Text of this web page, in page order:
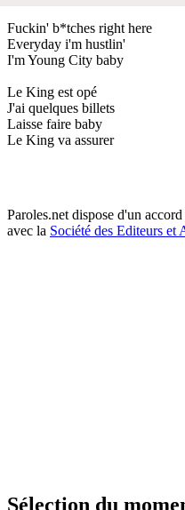
Fuckin' b*tches right here
Everyday i'm hustlin'
I'm Young City baby
Le King est opé
J'ai quelques billets
Laisse faire baby
Le King va assurer
Paroles.net dispose d'un
avec la Société des Editeurs et
Sélection du